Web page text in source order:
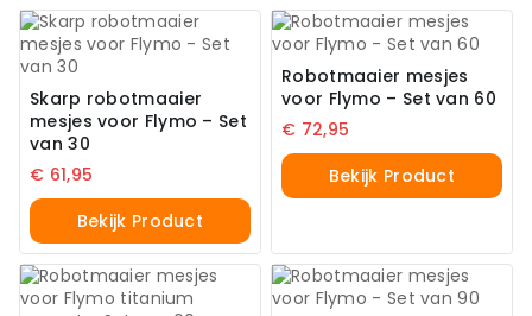
Skarp robotmaaier
mesjes voor Flymo – Set
van 30
€ 61,95
Bekijk Product
Robotmaaier mesjes
voor Flymo – Set van 60
€ 72,95
Bekijk Product